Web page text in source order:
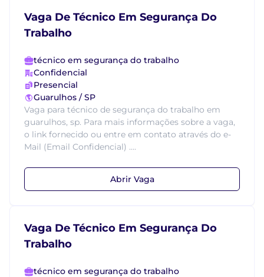
Vaga De Técnico Em Segurança Do
Trabalho
técnico em segurança do trabalho
Confidencial
Presencial
Guarulhos / SP
Vaga para técnico de segurança do trabalho em
guarulhos, sp. Para mais informações sobre a vaga,
o link fornecido ou entre em contato através do e-
Mail (Email Confidencial) ....
Abrir Vaga
Vaga De Técnico Em Segurança Do
Trabalho
técnico em segurança do trabalho